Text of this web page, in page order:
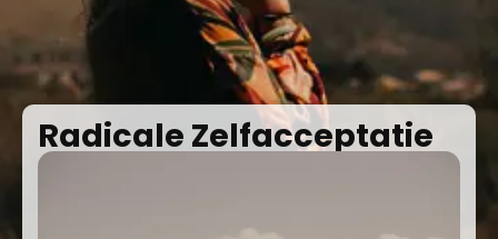
Radicale Zelfacceptatie